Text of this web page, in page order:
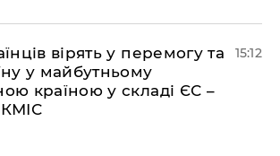
вірять у перемогу та
у майбутньому
країною у складі ЄС –
15:12